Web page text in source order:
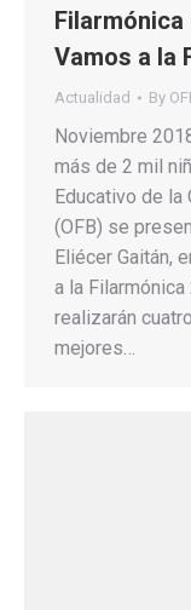
Vamos a la
Actualidad By
Noviembre
más de 2 mil
Educativo de la
(OFB) se
Eliécer Gaitán,
a la
realizarán
mejores…